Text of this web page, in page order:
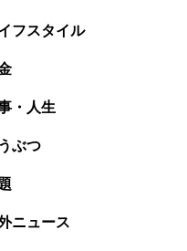
フスタイル
・人生
ぶつ
ニュース